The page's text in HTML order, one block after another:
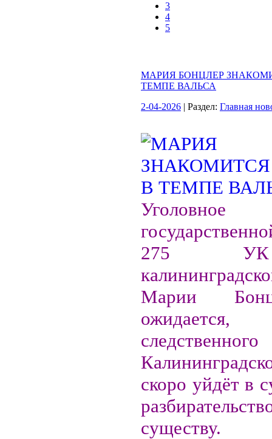
3
4
5
МАРИЯ БОНЦЛЕР
ТЕМПЕ ВАЛЬСА
2-04-2026 | Раздел: Главная
275
Марии
скоро уйдёт в
существу.